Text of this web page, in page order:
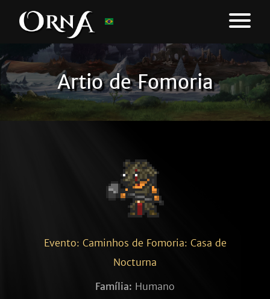
Artio de Fomoria
Evento: Caminhos de Fomoria: Casa de
Nocturna
Família: Humano